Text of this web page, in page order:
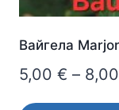
Вайгела
5,00 € – 8,00